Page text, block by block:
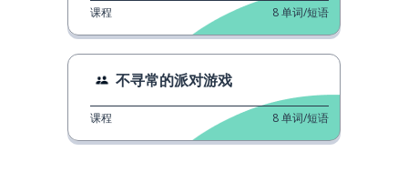
课程 8单词/短语
不寻常的派对游戏
课程 8单词/短语